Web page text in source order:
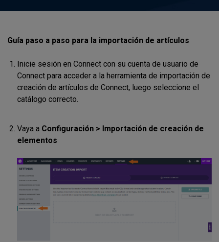
Guía paso a paso para la importación de artículos
Inicie sesión en Connect con su cuenta de usuario de
Connect para acceder a la herramienta de importación de
creación de artículos de Connect, luego seleccione el
catálogo correcto.
Vaya a Configuración > Importación de creación de
elementos